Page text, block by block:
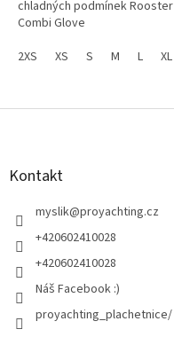
chladných podmínek Rooster
Combi Glove
2XS
XS S M L XL
Z
Kontakt
myslik@proyachting.cz
+420602410028
+420602410028
Náš Facebook :)
proyachting_plachetnice/